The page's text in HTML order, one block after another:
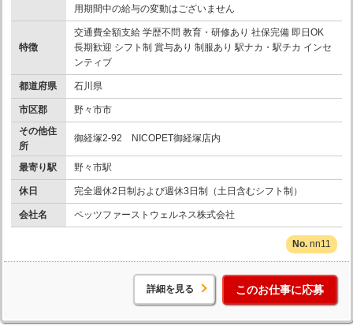
用期間中の給与の変動はございません
特徴
交通費全額支給 学歴不問 教育・研修あり 社保完備 即日OK
長期歓迎 シフト制 賞与あり 制服あり 駅ナカ・駅チカ インセ
ンティブ
都道府県 石川県
市区郡
野々市市
その他住
所
御経塚2-92 NICOPET御経塚店内
最寄り駅 野々市駅
休日 完全週休2日制および週休3日制（土日含むシフト制）
会社名 ペッツファーストウェルネス株式会社
nn11
詳細を見る このお仕事に応募